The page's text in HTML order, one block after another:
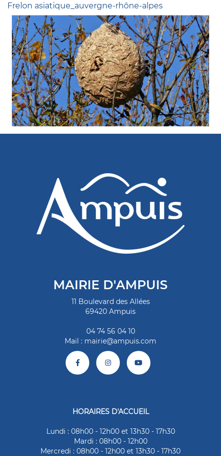
Frelon asiatique_auvergne-rhône-alpes
MAIRIE D'AMPUIS
11 Boulevard des Allées
69420 Ampuis
04 74 56 04 10
Mail : mairie@ampuis.com
HORAIRES D'ACCUEIL
Lundi : 08h00 - 12h00 et 13h30 - 17h30
Mardi : 08h00 - 12h00
Mercredi : 08h00 - 12h00 et 13h30 - 17h30